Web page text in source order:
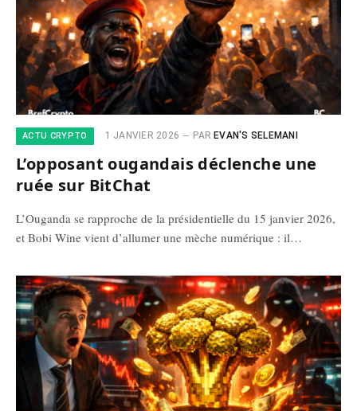
ACTU CRYPTO 1 JANVIER 2026 PAR EVAN'S SELEMANI
L’opposant ougandais déclenche une
ruée sur BitChat
L’Ouganda se rapproche de la présidentielle du 15 janvier 2026,
et Bobi Wine vient d’allumer une mèche numérique : il…